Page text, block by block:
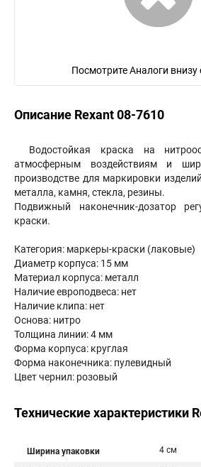
Посмотрите Аналоги
Описание Rexant 08-7610
Водостойкая краска на
атмосферным воздействиям и
производстве для маркировки
металла, камня, стекла, резины.
Подвижный наконечник-дозатор
краски.
Категория: маркеры-краски (лаковые)
Диаметр корпуса: 15 мм
Материал корпуса: металл
Наличие европодвеса: нет
Наличие клипа: нет
Основа: нитро
Толщина линии: 4 мм
Форма корпуса: круглая
Форма наконечника: пулевидный
Цвет чернил: розовый
Технические характеристики
Ширина упаковки 4 см